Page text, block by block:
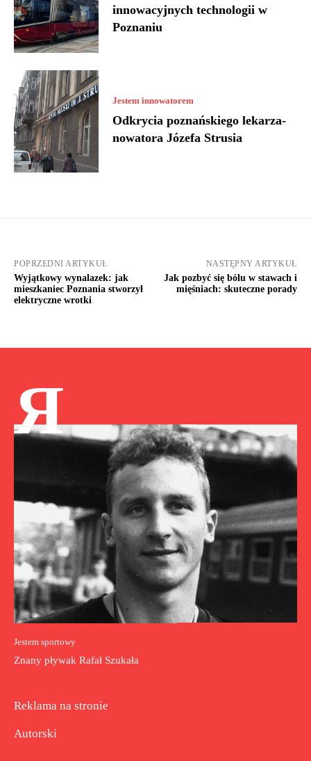
innowacyjnych technologii w
Poznaniu
Jestem innowatorem
Odkrycia poznańskiego lekarza-
nowatora Józefa Strusia
POPRZEDNI ARTYKUŁ
Wyjątkowy wynalazek: jak
mieszkaniec Poznania stworzył
elektryczne wrotki
NASTĘPNY ARTYKUŁ
Jak pozbyć się bólu w stawach i
mięśniach: skuteczne porady
Я
Jestem sportowy
Znany pływak Rafał Szukała
Reklama na stronie
Autorski